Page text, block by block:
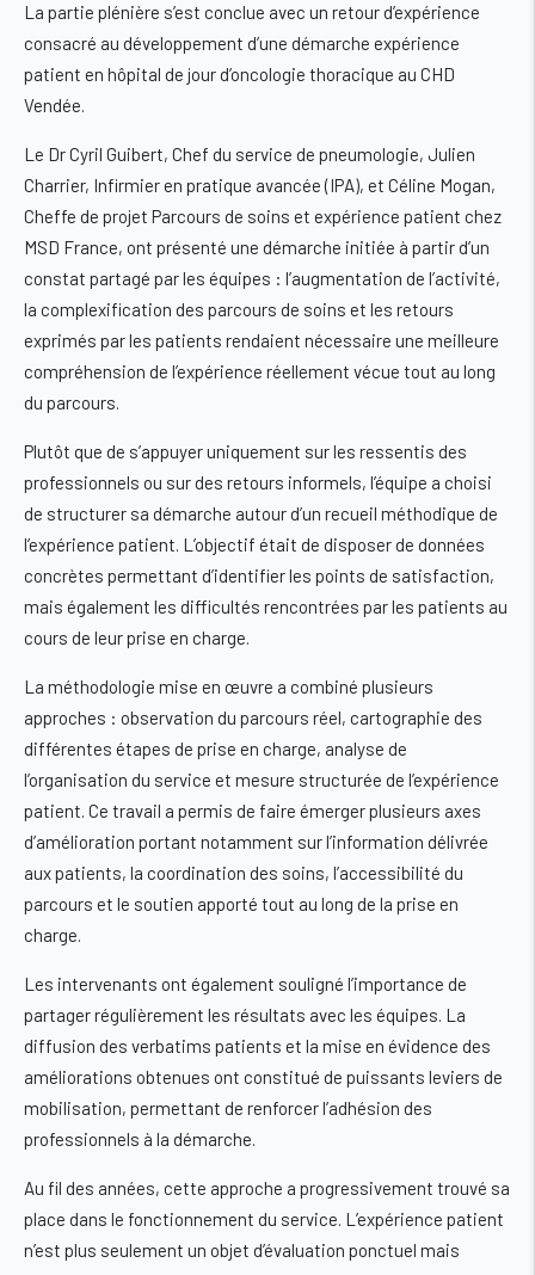
La partie plénière s’est conclue avec un retour d’expérience
consacré au développement d’une démarche expérience
patient en hôpital de jour d’oncologie thoracique au CHD
Vendée.
Le Dr Cyril Guibert, Chef du service de pneumologie, Julien
Charrier, Infirmier en pratique avancée (IPA), et Céline Mogan,
Cheffe de projet Parcours de soins et expérience patient chez
MSD France, ont présenté une démarche initiée à partir d’un
constat partagé par les équipes : l’augmentation de l’activité,
la complexification des parcours de soins et les retours
exprimés par les patients rendaient nécessaire une meilleure
compréhension de l’expérience réellement vécue tout au long
du parcours.
Plutôt que de s’appuyer uniquement sur les ressentis des
professionnels ou sur des retours informels, l’équipe a choisi
de structurer sa démarche autour d’un recueil méthodique de
l’expérience patient. L’objectif était de disposer de données
concrètes permettant d’identifier les points de satisfaction,
mais également les difficultés rencontrées par les patients au
cours de leur prise en charge.
La méthodologie mise en œuvre a combiné plusieurs
approches : observation du parcours réel, cartographie des
différentes étapes de prise en charge, analyse de
l’organisation du service et mesure structurée de l’expérience
patient. Ce travail a permis de faire émerger plusieurs axes
d’amélioration portant notamment sur l’information délivrée
aux patients, la coordination des soins, l’accessibilité du
parcours et le soutien apporté tout au long de la prise en
charge.
Les intervenants ont également souligné l’importance de
partager régulièrement les résultats avec les équipes. La
diffusion des verbatims patients et la mise en évidence des
améliorations obtenues ont constitué de puissants leviers de
mobilisation, permettant de renforcer l’adhésion des
professionnels à la démarche.
Au fil des années, cette approche a progressivement trouvé sa
place dans le fonctionnement du service. L’expérience patient
n’est plus seulement un objet d’évaluation ponctuel mais